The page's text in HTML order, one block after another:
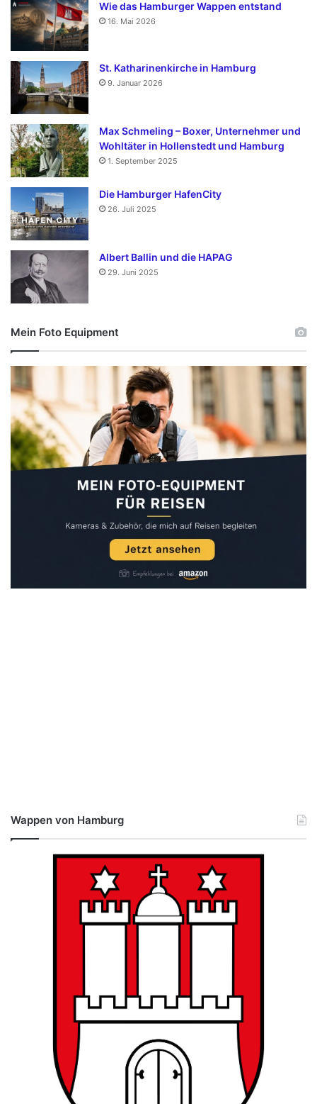
Wie das Hamburger Wappen entstand
16. Mai 2026
St. Katharinenkirche in Hamburg
9. Januar 2026
Max Schmeling – Boxer, Unternehmer und
Wohltäter in Hollenstedt und Hamburg
1. September 2025
Die Hamburger HafenCity
26. Juli 2025
Albert Ballin und die HAPAG
29. Juni 2025
Mein Foto Equipment
Wappen von Hamburg